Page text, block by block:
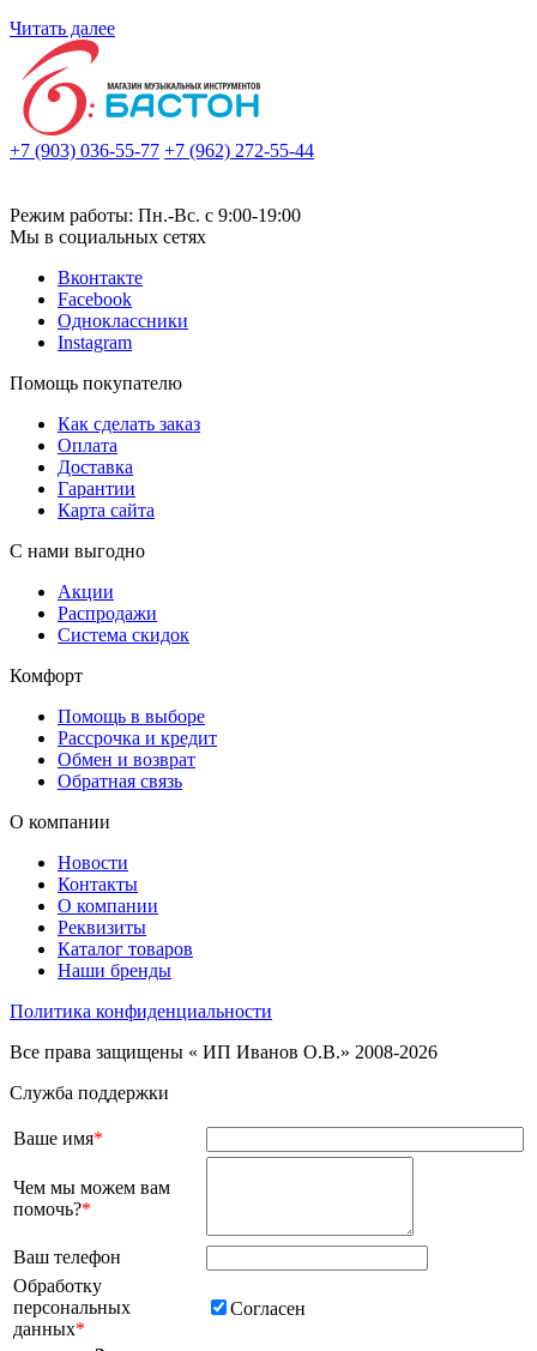
Читать далее
+7 (903) 036-55-77 +7 (962) 272-55-44
Режим работы: Пн.-Вс. с 9:00-19:00
Мы в социальных сетях
Вконтакте
Facebook
Одноклассники
Instagram
Помощь покупателю
Как сделать заказ
Оплата
Доставка
Гарантии
Карта сайта
С нами выгодно
Акции
Распродажи
Система скидок
Комфорт
Помощь в выборе
Рассрочка и кредит
Обмен и возврат
Обратная связь
О компании
Новости
Контакты
О компании
Реквизиты
Каталог товаров
Наши бренды
Политика конфиденциальности
Все права защищены « ИП Иванов О.В.» 2008-2026
Служба поддержки
Ваше имя*
Чем мы можем вам
помочь?*
Ваш телефон
Обработку
персональных
данных*
Согласен